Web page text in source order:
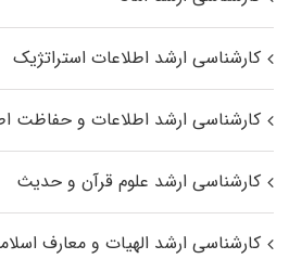
کارشناسی ارشد اطلاعات استراتژیک
کارشناسی ارشد اطلاعات و حفاظت
کارشناسی ارشد علوم قرآن و حدیث
کارشناسی ارشد الهیات و معارف